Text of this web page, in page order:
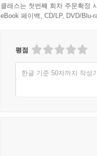
클래스는 첫번째 회차 주문확정
eBook 페이백, CD/LP, DVD/
평점
한글 기준 50자까지 작성